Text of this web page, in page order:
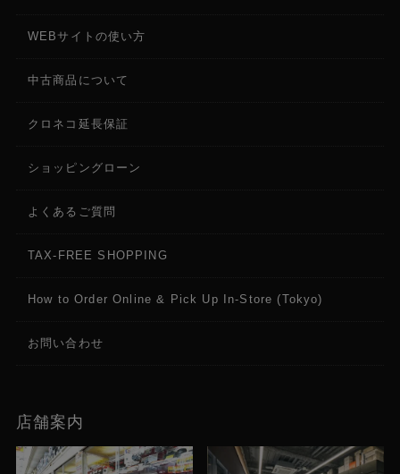
WEBサイトの使い方
中古商品について
クロネコ延長保証
ショッピングローン
よくあるご質問
TAX-FREE SHOPPING
How to Order Online & Pick Up In-Store (Tokyo)
お問い合わせ
店舗案内